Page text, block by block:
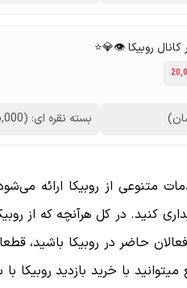
بسته نقره ای: (26,000 تومان)
متنوعی از روبیکا ارائه
کنید. در کل هرآنچه که از
حاضر در روبیکا باشید، قطعا
با خرید بازدید روبیکا